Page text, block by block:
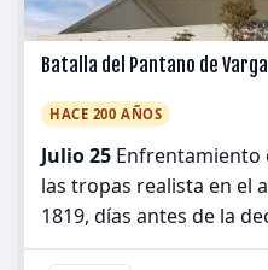
Batalla del Pantano de
HACE 200 AÑOS
Julio 25 Enfrentamiento
las tropas realista en el
1819, días antes de la